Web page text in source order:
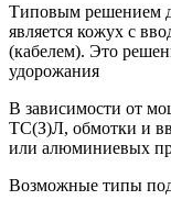
Типовым решением
является кожух с
(кабелем). Это
удорожания
В зависимости от
ТС(З)Л, обмотки и
или алюминиевых
Возможные типы